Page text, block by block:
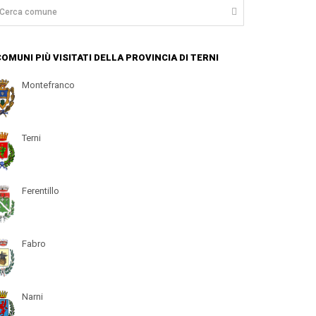
PIÙ VISITATI DELLA PROVINCIA DI TERNI
Montefranco
Terni
Ferentillo
Fabro
Narni